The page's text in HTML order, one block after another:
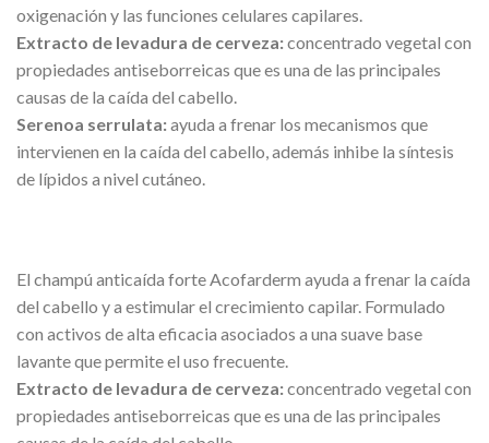
oxigenación y las funciones celulares capilares.
Extracto de levadura de cerveza:concentrado vegetal con
propiedades antiseborreicas que es una de las principales
causas de la caída del cabello.
Serenoa serrulata:ayuda a frenar los mecanismos que
intervienen en la caída del cabello, además inhibe la síntesis
de lípidos a nivel cutáneo.
El champú anticaída forte Acofarderm ayuda a frenar la caída
del cabello y a estimular el crecimiento capilar. Formulado
con activos de alta eficacia asociados a una suave base
lavante que permite el uso frecuente.
Extracto de levadura de cerveza:concentrado vegetal con
propiedades antiseborreicas que es una de las principales